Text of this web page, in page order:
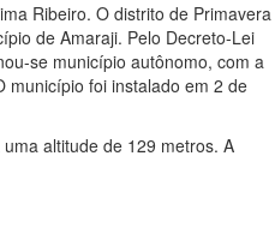
Ribeiro. O distrito de Primavera
de Amaraji. Pelo Decreto-Lei
se município autônomo, com a
município foi instalado em 2 de
uma altitude de 129 metros. A